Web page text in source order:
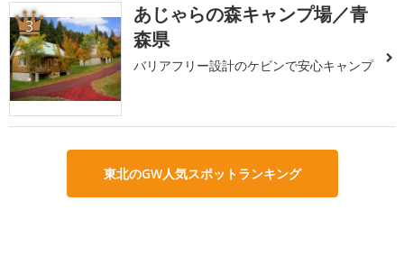
3
あじゃらの森キャンプ場／青
森県
バリアフリー設計のケビンで安心キャンプ
東北のGW人気スポットランキング